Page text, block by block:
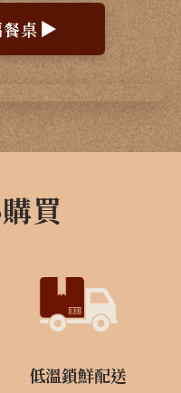
桌 ▶
買
低溫鎖鮮配送